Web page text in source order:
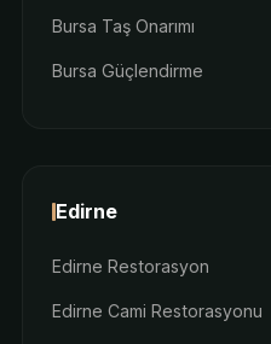
Bursa Taş Onarımı
Bursa Güçlendirme
Edirne
Edirne Restorasyon
Edirne Cami Restorasyonu